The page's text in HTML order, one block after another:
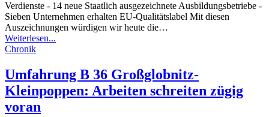
Verdienste - 14 neue Staatlich ausgezeichnete Ausbildungsbetriebe -
Sieben Unternehmen erhalten EU-Qualitätslabel Mit diesen
Auszeichnungen würdigen wir heute die…
Weiterlesen...
Chronik
Umfahrung B 36 Großglobnitz-
Kleinpoppen: Arbeiten schreiten zügig
voran